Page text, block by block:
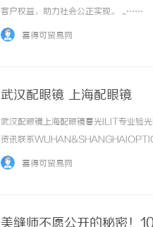
客户权益，助力社会公正实现。 ...……
喜得可贸易网
武汉配眼镜 上海配眼镜
武汉配眼镜上海配眼镜暮光ILIT专业验
资讯联系
品牌，现于武汉与上海设有4家门店。
喜得可贸易网
美缝师不愿公开的秘密！